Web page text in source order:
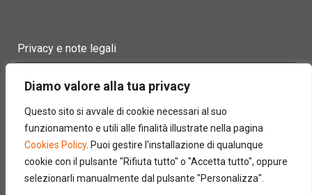
Diamo valore alla tua privacy
Questo sito si avvale di cookie necessari al suo
funzionamento e utili alle finalità illustrate nella pagina
Cookies Policy. Puoi gestire l'installazione di qualunque
cookie con il pulsante "Rifiuta tutto" o "Accetta tutto", oppure
selezionarli manualmente dal pulsante "Personalizza".
Privacy e note legali
Cookie policy
Contatti